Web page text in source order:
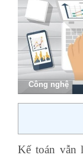
Công nghệ
Kế toán vẫn